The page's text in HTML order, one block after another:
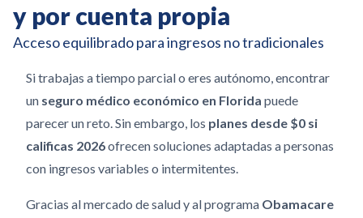
y por cuenta propia
Acceso equilibrado para ingresos no tradicionales
Si trabajas a tiempo parcial o eres autónomo, encontrar
un seguro médico económico en Florida puede
parecer un reto. Sin embargo, los planes desde $0 si
calificas 2026ofrecen soluciones adaptadas a personas
con ingresos variables o intermitentes.
Gracias al mercado de salud y al programa Obamacare